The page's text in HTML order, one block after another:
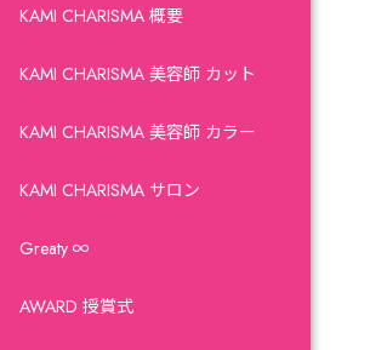
KAMI CHARISMA 概要
KAMI CHARISMA 美容師 カット
KAMI CHARISMA 美容師 カラー
KAMI CHARISMA サロン
Greaty ∞
AWARD 授賞式